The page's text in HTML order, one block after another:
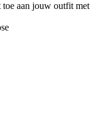
toe aan jouw outfit met